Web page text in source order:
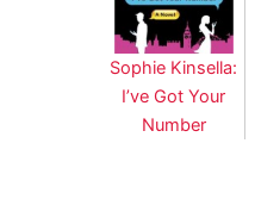
Sophie Kinsella:
I’ve Got Your
Number